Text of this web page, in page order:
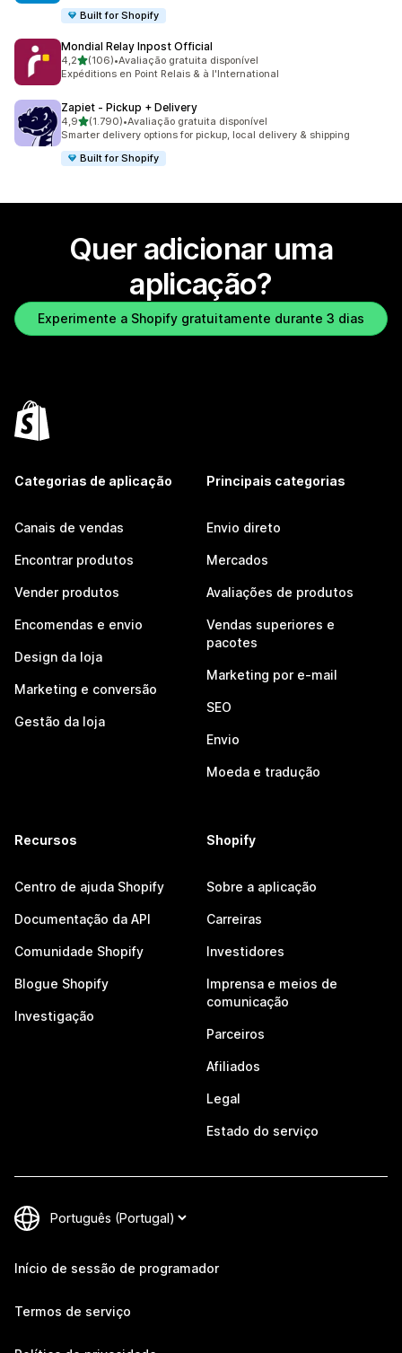
Built for Shopify
Mondial Relay Inpost Official
4,2de 5 estrelas
(106)
106 total de avaliações
•Avaliação gratuita disponível
Expéditions en Point Relais & à l'International
Zapiet ‑ Pickup + Delivery
4,9de 5 estrelas
(1.790)
1790 total de avaliações
•Avaliação gratuita disponível
Smarter delivery options for pickup, local delivery & shipping
Built for Shopify
Quer adicionar uma
aplicação?
Experimente a Shopify gratuitamente durante 3 dias
Categorias de aplicação
Canais de vendas
Encontrar produtos
Vender produtos
Encomendas e envio
Design da loja
Marketing e conversão
Gestão da loja
Principais categorias
Envio direto
Mercados
Avaliações de produtos
Vendas superiores e
pacotes
Marketing por e-mail
SEO
Envio
Moeda e tradução
Recursos
Centro de ajuda Shopify
Documentação da API
Comunidade Shopify
Blogue Shopify
Investigação
Shopify
Sobre a aplicação
Carreiras
Investidores
Imprensa e meios de
comunicação
Parceiros
Afiliados
Legal
Estado do serviço
Início de sessão de programador
Termos de serviço